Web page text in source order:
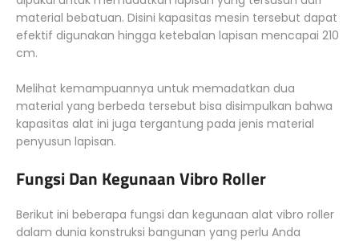
material bebatuan. Disini kapasitas mesin tersebut dapat
efektif digunakan hingga ketebalan lapisan mencapai 210
cm.
Melihat kemampuannya untuk memadatkan dua
material yang berbeda tersebut bisa disimpulkan bahwa
kapasitas alat ini juga tergantung pada jenis material
penyusun lapisan.
Fungsi Dan Kegunaan Vibro Roller
Berikut ini beberapa fungsi dan kegunaan alat vibro roller
dalam dunia konstruksi bangunan yang perlu Anda